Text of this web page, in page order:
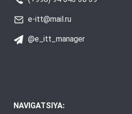
e-itt@mail.ru
@e_itt_manager
NAVIGATSIYA: